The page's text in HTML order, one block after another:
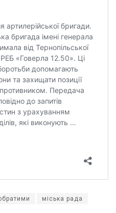
міська рада